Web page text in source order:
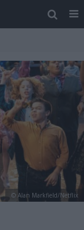
© Alan Markfield/Netflix